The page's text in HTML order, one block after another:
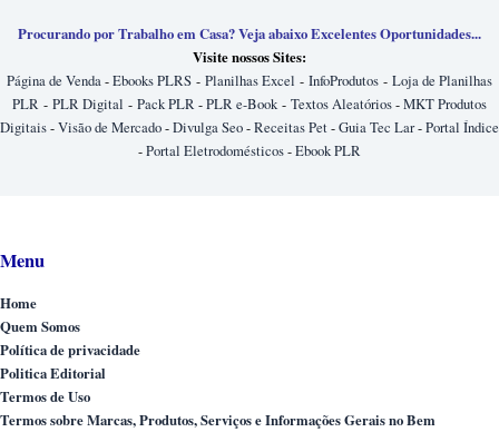
Procurando por Trabalho em Casa? Veja abaixo Excelentes Oportunidades...
Visite nossos Sites:
Página de Venda-Ebooks PLRS - Planilhas Excel - InfoProdutos - Loja de Planilhas
PLR - PLR Digital - Pack PLR-PLR e-Book- Textos Aleatórios-MKT Produtos
Digitais-Visão de Mercado-Divulga Seo-Receitas Pet-Guia Tec Lar-Portal Índice
-Portal Eletrodomésticos-Ebook PLR
Menu
Home
Quem Somos
Política de privacidade
Politica Editorial
Termos de Uso
Termos sobre Marcas, Produtos, Serviços e Informações Gerais no Bem